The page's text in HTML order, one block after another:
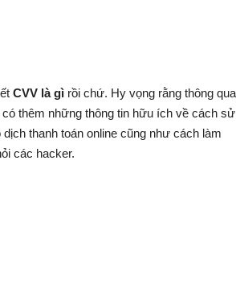
CVV là gì rồi chứ. Hy vọng rằng thông qua
có thêm những thông tin hữu ích về cách sử
thanh toán online cũng như cách làm
các hacker.